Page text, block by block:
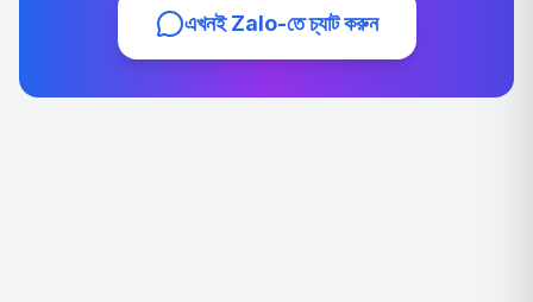
এখনই Zalo-তে চ্যাট করুন